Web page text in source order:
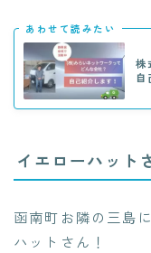
あわせて読みたい
株
自
イエローハット
函南町お隣の三島
ハットさん！